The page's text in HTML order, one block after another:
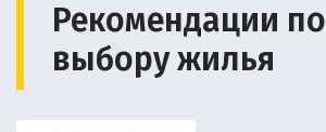
Рекомендации по
выбору жилья